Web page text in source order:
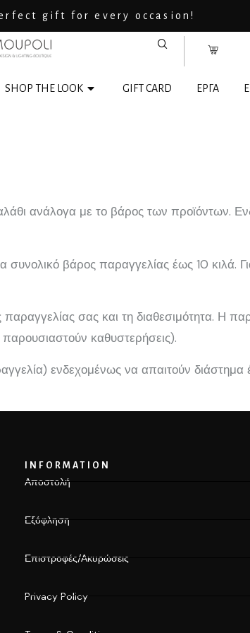
gift for every occasion!
SHOP THE LOOK GIFT CARD ΕΡΓΑ
ανάλογα με το βάρος των προϊόντων.
βάρος παραγγελίας έως 10 κιλά.
σας και τη διαθεσιμότητα. Η
καθυστερήσεις).
ενδεχομένως να απαιτούν διάστημα
INFORMATION
Αποστολή
Εξόφληση
Επιστροφές/Ακυρώσεις
Privacy Policy